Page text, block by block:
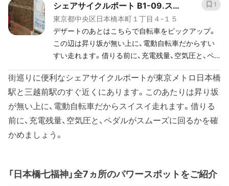
シェアサイクルポート B1-09.スマ
イルホテル日本橋三越前
東京都中央区日本橋本町１丁目４-１５
デザートのあとはこちらで自転車をピックアップ。
この辺は昇り坂が無い上に、電動自転車だからすい
すい走れます。借りる前に、充電残量、空気圧と、ペ
1
街巡りに便利なシェアサイクルポートが東京メトロ日本橋
駅と三越前駅のすぐ近くにあります。このあたりは昇り坂
が無い上に、電動自転車だからスイスイ走れます。借りる
前に、充電残量、空気圧と、ペダルがスムーズに回るかを確
かめましょう。
「日本橋七福神」全7ヵ所のパワースポットをご紹介